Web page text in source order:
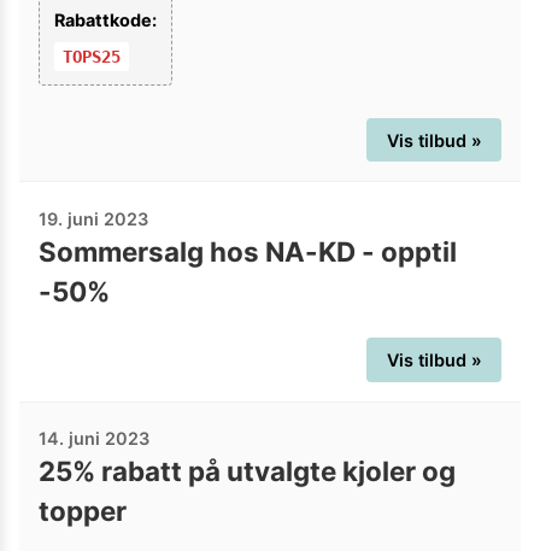
Rabattkode:
TOPS25
Vis tilbud »
19. juni 2023
Sommersalg hos NA-KD - opptil
-50%
Vis tilbud »
14. juni 2023
25% rabatt på utvalgte kjoler og
topper